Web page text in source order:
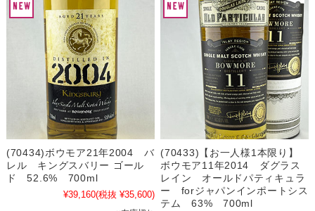
(70434)ボウモア21年2004 バ
レル キングスバリー ゴール
ド 52.6% 700ml
¥39,160(税抜 ¥35,600)
(70433)【お一人様1本限り】
ボウモア11年2014 ダグラス
レイン オールドパティキュラ
ー forジャパンインポートシス
テム 63% 700ml